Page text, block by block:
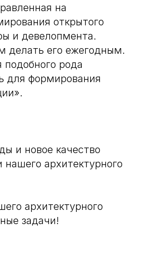
на
открытого
и девелопмента.
делать его ежегодным.
рода
для формирования
и новое качество
архитектурного
архитектурного
задачи!